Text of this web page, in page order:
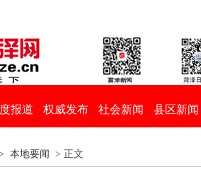
报道 权威发布 社会新闻 县区新闻
本地要闻 > 正文